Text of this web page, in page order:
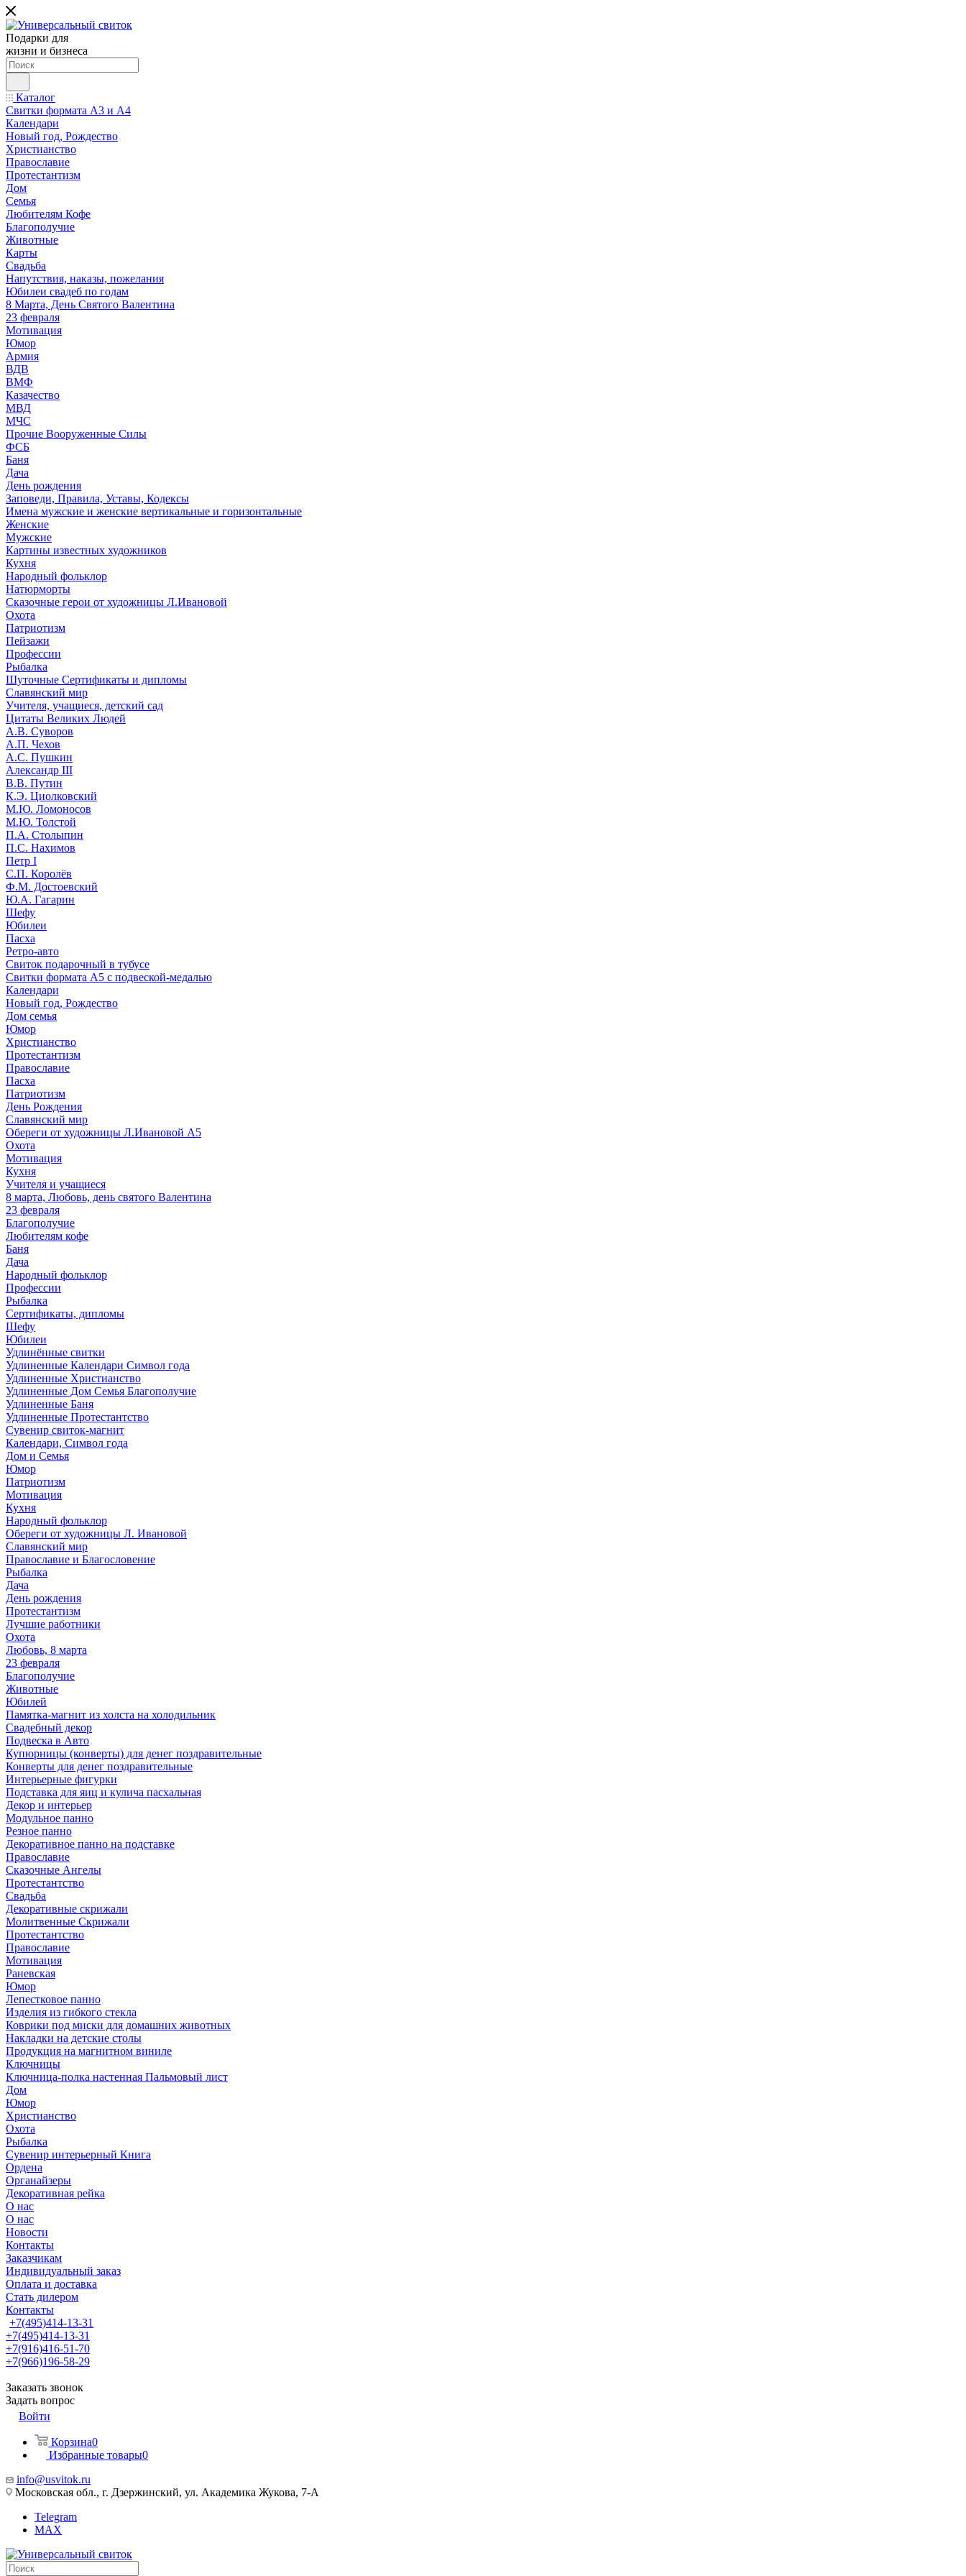
Подарки для
жизни и бизнеса
Каталог
Свитки формата А3 и А4
Календари
Новый год, Рождество
Христианство
Православие
Протестантизм
Дом
Семья
Любителям Кофе
Благополучие
Животные
Карты
Свадьба
Напутствия, наказы, пожелания
Юбилеи свадеб по годам
8 Марта, День Святого Валентина
23 февраля
Мотивация
Юмор
Армия
ВДВ
ВМФ
Казачество
МВД
МЧС
Прочие Вооруженные Силы
ФСБ
Баня
Дача
День рождения
Заповеди, Правила, Уставы, Кодексы
Имена мужские и женские вертикальные и горизонтальные
Женские
Мужские
Картины известных художников
Кухня
Народный фольклор
Натюрморты
Сказочные герои от художницы Л.Ивановой
Охота
Патриотизм
Пейзажи
Профессии
Рыбалка
Шуточные Сертификаты и дипломы
Славянский мир
Учителя, учащиеся, детский сад
Цитаты Великих Людей
А.В. Суворов
А.П. Чехов
А.С. Пушкин
Александр III
В.В. Путин
К.Э. Циолковский
М.Ю. Ломоносов
М.Ю. Толстой
П.А. Столыпин
П.С. Нахимов
Петр I
С.П. Королёв
Ф.М. Достоевский
Ю.А. Гагарин
Шефу
Юбилеи
Пасха
Ретро-авто
Свиток подарочный в тубусе
Свитки формата А5 с подвеской-медалью
Календари
Новый год, Рождество
Дом семья
Юмор
Христианство
Протестантизм
Православие
Пасха
Патриотизм
День Рождения
Славянский мир
Обереги от художницы Л.Ивановой А5
Охота
Мотивация
Кухня
Учителя и учащиеся
8 марта, Любовь, день святого Валентина
23 февраля
Благополучие
Любителям кофе
Баня
Дача
Народный фольклор
Профессии
Рыбалка
Сертификаты, дипломы
Шефу
Юбилеи
Удлинённые свитки
Удлиненные Календари Символ года
Удлиненные Христианство
Удлиненные Дом Семья Благополучие
Удлиненные Баня
Удлиненные Протестантство
Сувенир свиток-магнит
Календари, Символ года
Дом и Семья
Юмор
Патриотизм
Мотивация
Кухня
Народный фольклор
Обереги от художницы Л. Ивановой
Славянский мир
Православие и Благословение
Рыбалка
Дача
День рождения
Протестантизм
Лучшие работники
Охота
Любовь, 8 марта
23 февраля
Благополучие
Животные
Юбилей
Памятка-магнит из холста на холодильник
Свадебный декор
Подвеска в Авто
Купюрницы (конверты) для денег поздравительные
Конверты для денег поздравительные
Интерьерные фигурки
Подставка для яиц и кулича пасхальная
Декор и интерьер
Модульное панно
Резное панно
Декоративное панно на подставке
Православие
Сказочные Ангелы
Протестантство
Свадьба
Декоративные скрижали
Молитвенные Скрижали
Протестантство
Православие
Мотивация
Раневская
Юмор
Лепестковое панно
Изделия из гибкого стекла
Коврики под миски для домашних животных
Накладки на детские столы
Продукция на магнитном виниле
Ключницы
Ключница-полка настенная Пальмовый лист
Дом
Юмор
Христианство
Охота
Рыбалка
Сувенир интерьерный Книга
Ордена
Органайзеры
Декоративная рейка
О нас
О нас
Новости
Контакты
Заказчикам
Индивидуальный заказ
Оплата и доставка
Стать дилером
Контакты
+7(495)414-13-31
+7(495)414-13-31
+7(916)416-51-70
+7(966)196-58-29
Заказать звонок
Задать вопрос
Войти
Корзина0
Избранные товары0
info@usvitok.ru
Московская обл., г. Дзержинский, ул. Академика Жукова, 7-А
Telegram
MAX